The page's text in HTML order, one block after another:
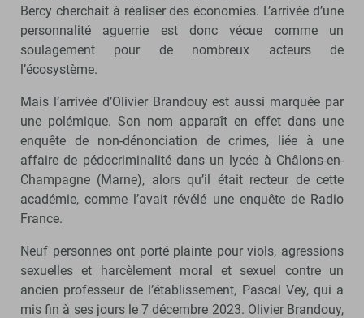
Bercy cherchait à réaliser des économies. L’arrivée d’une
personnalité aguerrie est donc vécue comme un
soulagement pour de nombreux acteurs de
l’écosystème.
Mais l’arrivée d’Olivier Brandouy est aussi marquée par
une polémique. Son nom apparaît en effet dans une
enquête de non-dénonciation de crimes, liée à une
affaire de pédocriminalité dans un lycée à Châlons-en-
Champagne (Marne), alors qu’il était recteur de cette
académie, comme l’avait révélé une enquête de Radio
France.
Neuf personnes ont porté plainte pour viols, agressions
sexuelles et harcèlement moral et sexuel contre un
ancien professeur de l’établissement, Pascal Vey, qui a
mis fin à ses jours le 7 décembre 2023. Olivier Brandouy,